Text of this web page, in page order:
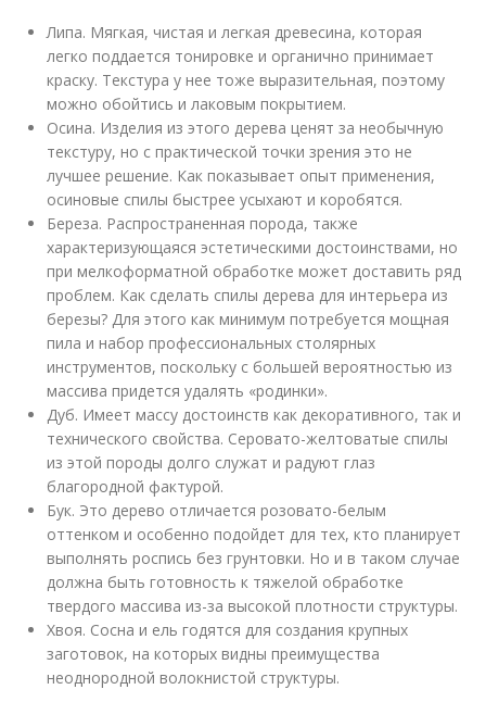
Липа. Мягкая, чистая и легкая древесина, которая
легко поддается тонировке и органично принимает
краску. Текстура у нее тоже выразительная, поэтому
можно обойтись и лаковым покрытием.
Осина. Изделия из этого дерева ценят за необычную
текстуру, но с практической точки зрения это не
лучшее решение. Как показывает опыт применения,
осиновые спилы быстрее усыхают и коробятся.
Береза. Распространенная порода, также
характеризующаяся эстетическими достоинствами, но
при мелкоформатной обработке может доставить ряд
проблем. Как сделать спилы дерева для интерьера из
березы? Для этого как минимум потребуется мощная
пила и набор профессиональных столярных
инструментов, поскольку с большей вероятностью из
массива придется удалять «родинки».
Дуб. Имеет массу достоинств как декоративного, так и
технического свойства. Серовато-желтоватые спилы
из этой породы долго служат и радуют глаз
благородной фактурой.
Бук. Это дерево отличается розовато-белым
оттенком и особенно подойдет для тех, кто планирует
выполнять роспись без грунтовки. Но и в таком случае
должна быть готовность к тяжелой обработке
твердого массива из-за высокой плотности структуры.
Хвоя. Сосна и ель годятся для создания крупных
заготовок, на которых видны преимущества
неоднородной волокнистой структуры.